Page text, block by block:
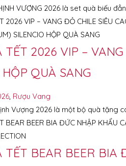
VƯỢNG 2026 là set quà biếu
TẾT 2026 VIP –
HỘP QUÀ SANG
, Rượu Vang
Vượng 2026 là một bộ quà tặng
TẾT BEAR BEER BIA